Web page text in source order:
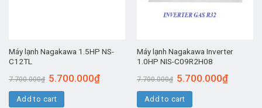
Máy lạnh Nagakawa 1.5HP NS-
C12TL
7.700.000₫ 5.700.000₫
Add to cart
Máy lạnh Nagakawa Inverter
1.0HP NIS-C09R2H08
7.700.000₫ 5.700.000₫
Add to cart